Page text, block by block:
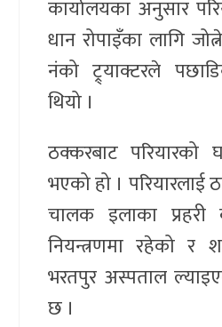
कार्यालयका अनुसार
धान रोपाइँका लागि
नंको ट्र्याक्टरले
थियो ।
ठक्करबाट परियारको
भएको हो । परियारलाई
चालक इलाका प्रहरी
नियन्त्रणमा रहेको र
भरतपुर अस्पताल
छ ।